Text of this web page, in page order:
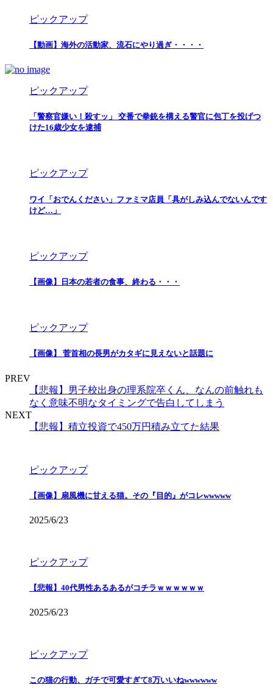
ピックアップ
【動画】海外の活動家、流石にやり過ぎ・・・・
ピックアップ
「警察官嫌い！殺すッ」 交番で拳銃を構える警官に包丁を投げつ
けた16歳少女を逮捕
ピックアップ
ワイ「おでんください」ファミマ店員「具がしみ込んでないんです
けど…」
ピックアップ
【画像】日本の若者の食事、終わる・・・
ピックアップ
【画像】 菅首相の長男がカタギに見えないと話題に
PREV
【悲報】男子校出身の理系院卒くん、なんの前触れも
なく意味不明なタイミングで告白してしまう
NEXT
【悲報】積立投資で450万円積み立てた結果
ピックアップ
【画像】扇風機に甘える猫。その『目的』がコレwwwww
2025/6/23
ピックアップ
【悲報】40代男性あるあるがコチラｗｗｗｗｗｗ
2025/6/23
ピックアップ
この猫の行動、ガチで可愛すぎて8万いいねwwwwww